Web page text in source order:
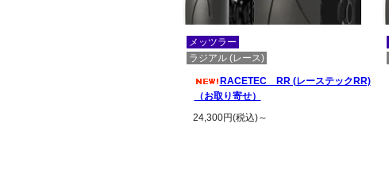
メッツラー
ラジアル (レース)
RACETEC RR (レーステックRR)
（お取り寄せ）
24,300円(税込)～